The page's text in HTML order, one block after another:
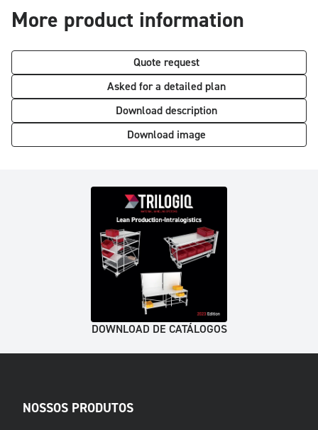
More product information
Quote request
Asked for a detailed plan
Download description
Download image
DOWNLOAD DE CATÁLOGOS
NOSSOS PRODUTOS